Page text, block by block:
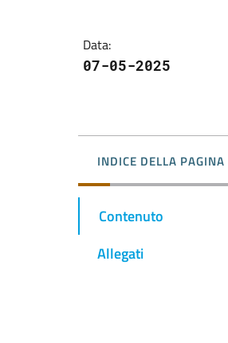
Data:
07-05-2025
INDICE DELLA PAGINA
Contenuto
Allegati